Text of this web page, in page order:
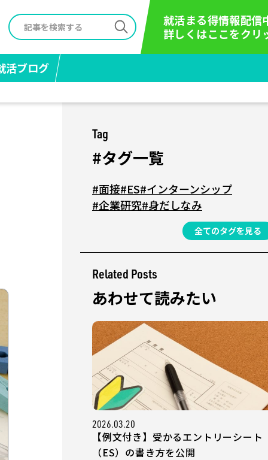
就活まる得情報配信
詳しくはここをクリ
活ブログ
Tag
#タグ一覧
#面接#ES#インターンシップ
#企業研究#身だしなみ
全てのタグを見る
Related Posts
あわせて読みたい
2026.03.20
【例文付き】受かるエントリーシート
（ES）の書き方を公開